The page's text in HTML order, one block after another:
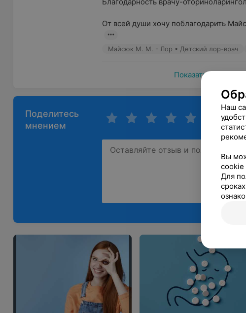
От всей души хочу поблагодарить
Майсюк М. М. - Лор • Детский лор-врач
Показать ещё
Поделитесь
мнением
Наш
Вы
cookie
Для